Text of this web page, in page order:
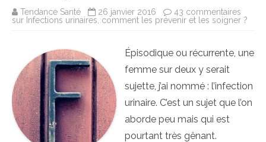
Tendance Santé 26 janvier 2016
43 commentaires
sur Infections urinaires, comment les prévenir et les soigner ?
Épisodique ou récurrente, une
femme sur deux y serait
sujette, j’ai nommé : l’infection
urinaire. C’est un sujet que l’on
aborde peu mais qui est
pourtant très gênant.